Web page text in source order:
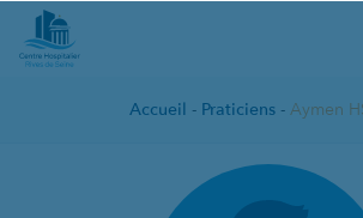
AYMEN HSSINE
Accueil - Praticiens - Aymen